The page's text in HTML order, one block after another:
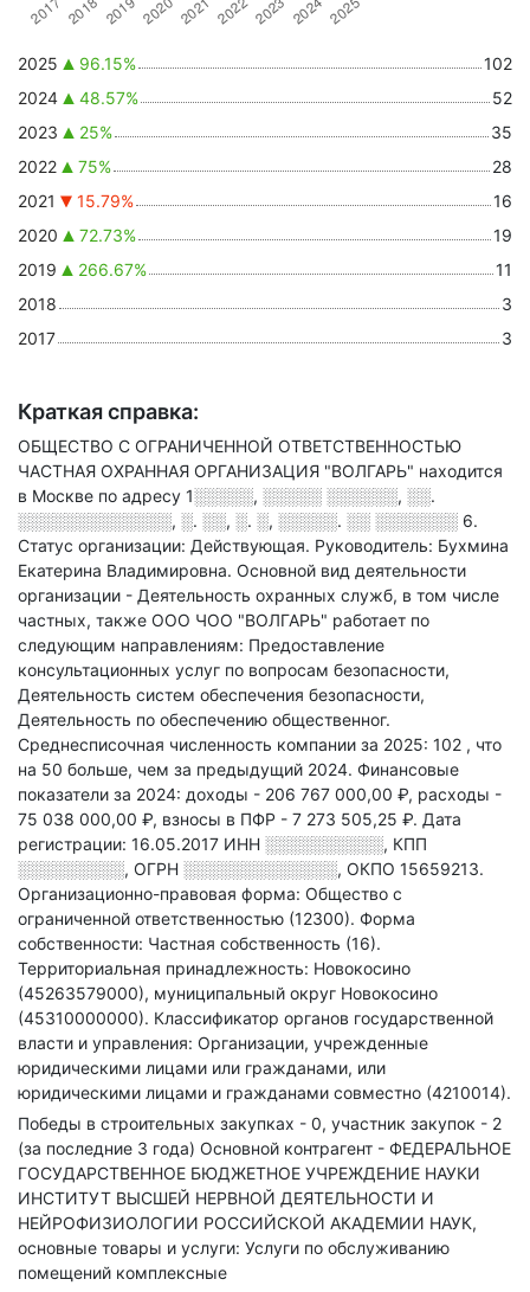
2025 96.15%
102
2024
48.57%
52
2023
25%
35
2022
75%
28
2021
15.79%
16
2020
72.73%
19
2019
266.67%
11
2018
3
2017
3
Краткая справка:
ОБЩЕСТВО С ОГРАНИЧЕННОЙ ОТВЕТСТВЕННОСТЬЮ
ЧАСТНАЯ ОХРАННАЯ ОРГАНИЗАЦИЯ "ВОЛГАРЬ" находится
в Москве по адресу 1░░░░░, ░░░░░ ░░░░░░, ░░.
░░░░░░░░░░░░░, ░. ░░, ░. ░, ░░░░░. ░░ ░░░░░░░ 6.
Статус организации: Действующая. Руководитель: Бухмина
Екатерина Владимировна. Основной вид деятельности
организации - Деятельность охранных служб, в том числе
частных, также ООО ЧОО "ВОЛГАРЬ" работает по
следующим направлениям: Предоставление
консультационных услуг по вопросам безопасности,
Деятельность систем обеспечения безопасности,
Деятельность по обеспечению общественног.
Среднесписочная численность компании за 2025: 102 , что
на 50 больше, чем за предыдущий 2024. Финансовые
показатели за 2024: доходы - 206 767 000,00 ₽, расходы -
75 038 000,00 ₽, взносы в ПФР - 7 273 505,25 ₽. Дата
регистрации: 16.05.2017 ИНН ░░░░░░░░░░, КПП
░░░░░░░░░, ОГРН ░░░░░░░░░░░░░, ОКПО 15659213.
Организационно-правовая форма: Общество с
ограниченной ответственностью (12300). Форма
собственности: Частная собственность (16).
Территориальная принадлежность: Новокосино
(45263579000), муниципальный округ Новокосино
(45310000000). Классификатор органов государственной
власти и управления: Организации, учрежденные
юридическими лицами или гражданами, или
юридическими лицами и гражданами совместно (4210014).
Победы в строительных закупках - 0, участник закупок - 2
(за последние 3 года) Основной контрагент - ФЕДЕРАЛЬНОЕ
ГОСУДАРСТВЕННОЕ БЮДЖЕТНОЕ УЧРЕЖДЕНИЕ НАУКИ
ИНСТИТУТ ВЫСШЕЙ НЕРВНОЙ ДЕЯТЕЛЬНОСТИ И
НЕЙРОФИЗИОЛОГИИ РОССИЙСКОЙ АКАДЕМИИ НАУК,
основные товары и услуги: Услуги по обслуживанию
помещений комплексные